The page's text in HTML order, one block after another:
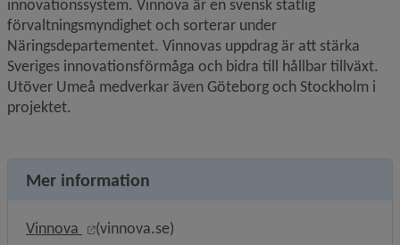
innovationssystem. Vinnova är en svensk statlig
förvaltningsmyndighet och sorterar under
Näringsdepartementet. Vinnovas uppdrag är att stärka
Sveriges innovationsförmåga och bidra till hållbar tillväxt.
Utöver Umeå medverkar även Göteborg och Stockholm i
projektet.
Mer information
Vinnova Länk till annan webbplats, öppnas i nytt
(vinnova.se)